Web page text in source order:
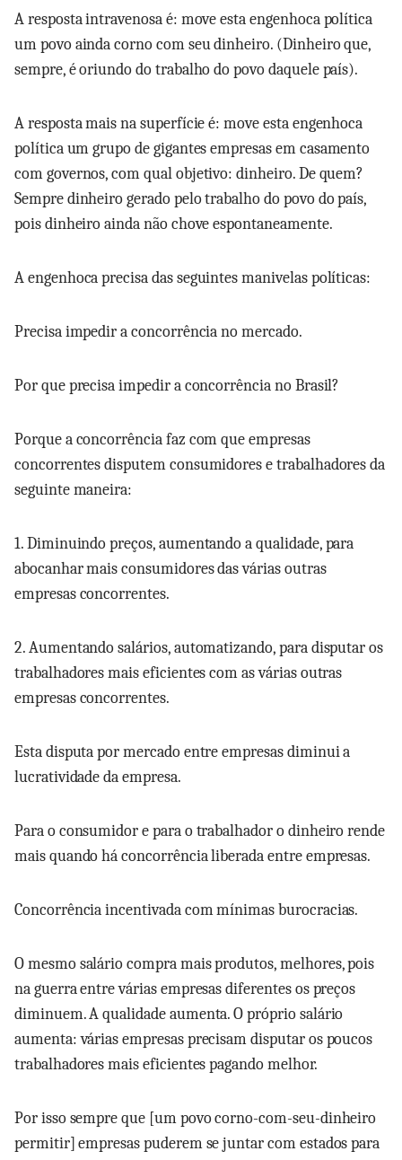
A resposta intravenosa é: move esta engenhoca política
um povo ainda corno com seu dinheiro. (Dinheiro que,
sempre, é oriundo do trabalho do povo daquele país).
A resposta mais na superfície é: move esta engenhoca
política um grupo de gigantes empresas em casamento
com governos, com qual objetivo: dinheiro. De quem?
Sempre dinheiro gerado pelo trabalho do povo do país,
pois dinheiro ainda não chove espontaneamente.
A engenhoca precisa das seguintes manivelas políticas:
Precisa impedir a concorrência no mercado.
Por que precisa impedir a concorrência no Brasil?
Porque a concorrência faz com que empresas
concorrentes disputem consumidores e trabalhadores da
seguinte maneira:
1. Diminuindo preços, aumentando a qualidade, para
abocanhar mais consumidores das várias outras
empresas concorrentes.
2. Aumentando salários, automatizando, para disputar os
trabalhadores mais eficientes com as várias outras
empresas concorrentes.
Esta disputa por mercado entre empresas diminui a
lucratividade da empresa.
Para o consumidor e para o trabalhador o dinheiro rende
mais quando há concorrência liberada entre empresas.
Concorrência incentivada com mínimas burocracias.
O mesmo salário compra mais produtos, melhores, pois
na guerra entre várias empresas diferentes os preços
diminuem. A qualidade aumenta. O próprio salário
aumenta: várias empresas precisam disputar os poucos
trabalhadores mais eficientes pagando melhor.
Por isso sempre que [um povo corno-com-seu-dinheiro
permitir] empresas puderem se juntar com estados para